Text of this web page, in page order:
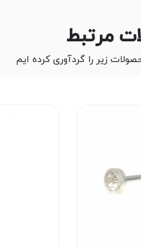
مرتبط
زیر را گردآوری کرده ایم